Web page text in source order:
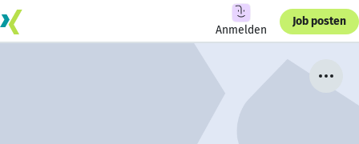
Anmelden
Job posten